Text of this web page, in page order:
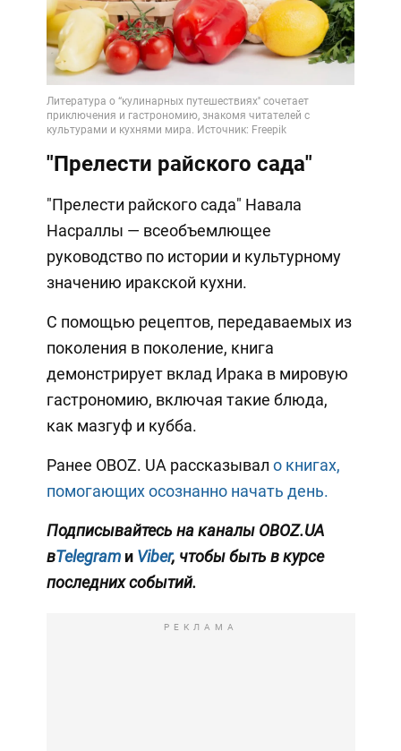
"Прелести райского сада"
"Прелести райского сада" Навала
Насраллы — всеобъемлющее
руководство по истории и культурному
значению иракской кухни.
С помощью рецептов, передаваемых из
поколения в поколение, книга
демонстрирует вклад Ирака в мировую
гастрономию, включая такие блюда,
как мазгуф и кубба.
Ранее OBOZ. UA рассказывал о книгах,
помогающих осознанно начать день.
Подписывайтесь на каналы OBOZ.UA
вTelegramи Viber, чтобы быть в курсе
последних событий.
РЕКЛАМА